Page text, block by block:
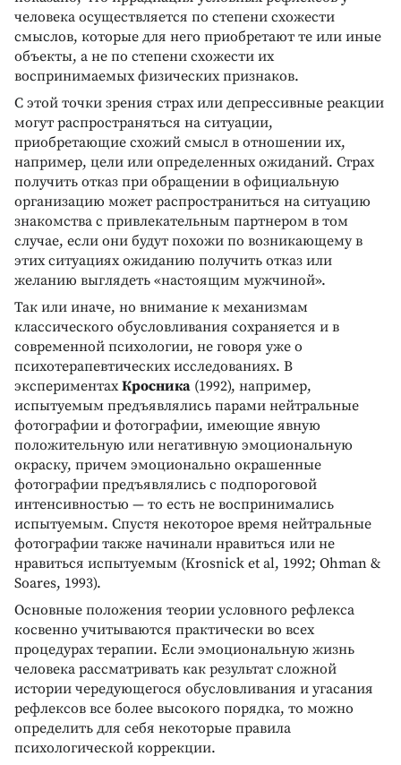
человека осуществляется по степени схожести
смыслов, которые для него приобретают те или иные
объекты, а не по степени схожести их
воспринимаемых физических признаков.
С этой точки зрения страх или депрессивные реакции
могут распространяться на ситуации,
приобретающие схожий смысл в отношении их,
например, цели или определенных ожиданий. Страх
получить отказ при обращении в официальную
организацию может распространиться на ситуацию
знакомства с привлекательным партнером в том
случае, если они будут похожи по возникающему в
этих ситуациях ожиданию получить отказ или
желанию выглядеть «настоящим мужчиной».
Так или иначе, но внимание к механизмам
классического обусловливания сохраняется и в
современной психологии, не говоря уже о
психотерапевтических исследованиях. В
экспериментахКросника (1992), например,
испытуемым предъявлялись парами нейтральные
фотографии и фотографии, имеющие явную
положительную или негативную эмоциональную
окраску, причем эмоционально окрашенные
фотографии предъявлялись с подпороговой
интенсивностью — то есть не воспринимались
испытуемым. Спустя некоторое время нейтральные
фотографии также начинали нравиться или не
нравиться испытуемым (Krosnick et al, 1992; Ohman &
Soares, 1993).
Основные положения теории условного рефлекса
косвенно учитываются практически во всех
процедурах терапии. Если эмоциональную жизнь
человека рассматривать как результат сложной
истории чередующегося обусловливания и угасания
рефлексов все более высокого порядка, то можно
определить для себя некоторые правила
психологической коррекции.